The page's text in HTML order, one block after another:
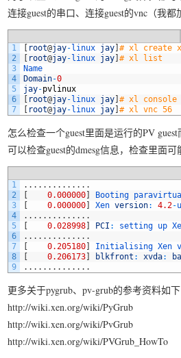
连接guest的串口、连接guest的vnc（我都
1
2
3
4
5
6
7
[ root@jay-linux jay]# xl create
[ root@jay-linux jay]# xl list
Domain-0
jay-pvlinux
[ root@jay-linux jay]# xl console
[ root@jay-linux jay]# xl vnc 56
怎么检查一个guest里面是运行的PV guest
可以检查guest的dmesg信息，检查里面可
1
2
3
4
5
6
7
8
9
. . . . . . . . . . . . . .
[
0.000000] Booting
[
0.000000] Xen version: 4.2-
. . . . . . . . . . . . . .
[
0.028998] PCI : setting up
. . . . . . . . . . . . . .
[
0.205180] Initialising Xen
[
0.206173] blkfront : xvda:
. . . . . . . . . . . . . .
更多关于pygrub、pv-grub的参考资料如下
http://wiki.xen.org/wiki/PyGrub
http://wiki.xen.org/wiki/PvGrub
http://wiki.xen.org/wiki/PVGrub_HowTo